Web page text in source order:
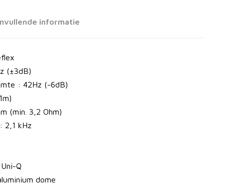
informatie
(±3dB)
: 42Hz (-6dB)
(min. 3,2 Ohm)
2,1 kHz
Q
dome